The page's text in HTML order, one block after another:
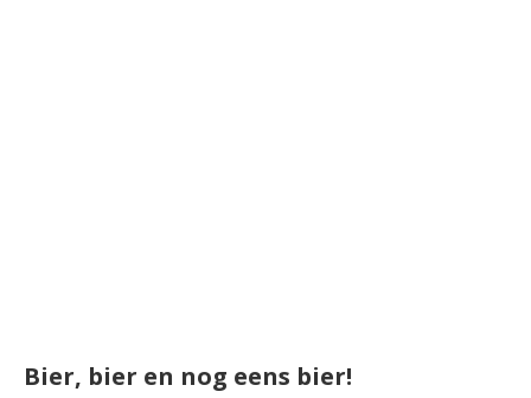
Bier, bier en nog eens bier!